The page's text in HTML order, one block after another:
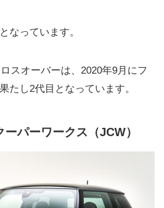
なっています。
スオーバーは、2020年9月にフ
たし2代目となっています。
ーパーワークス（JCW）